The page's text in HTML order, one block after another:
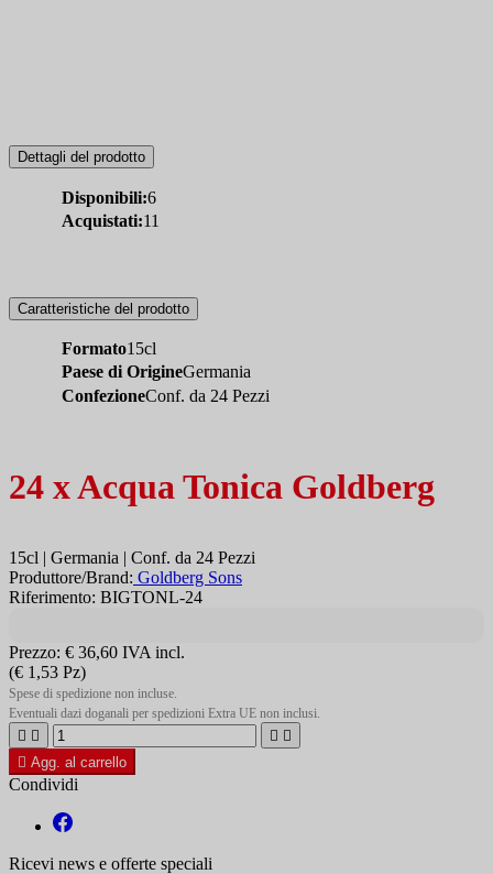
Dettagli del prodotto
Disponibili:6
Acquistati:11
Caratteristiche del prodotto
Formato15cl
Paese di OrigineGermania
ConfezioneConf. da 24 Pezzi
24 x Acqua Tonica Goldberg
15cl | Germania | Conf. da 24 Pezzi
Produttore/Brand: Goldberg Sons
Riferimento: BIGTONL-24
Prezzo: € 36,60 IVA incl.
(€ 1,53 Pz)
Spese di spedizione non incluse.
Eventuali dazi doganali per spedizioni Extra UE non inclusi.
   
 Agg. al carrello
Condividi
Ricevi news e offerte speciali